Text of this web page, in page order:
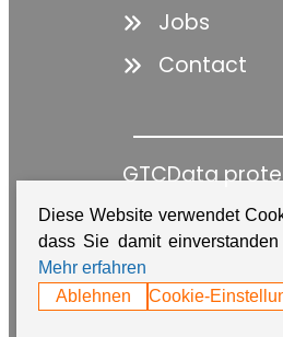
Jobs
Contact
GTCData
Diese Website verwendet
dass Sie damit
Mehr erfahren
Ablehnen
Cookie-